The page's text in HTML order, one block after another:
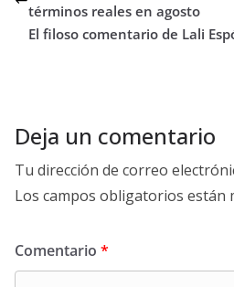
términos reales en agosto
El filoso comentario de Lali
Deja un comentario
Tu dirección de correo
Los campos obligatorios están
Comentario *